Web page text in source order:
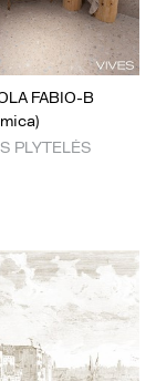
FABIO-B
PLYTELĖS